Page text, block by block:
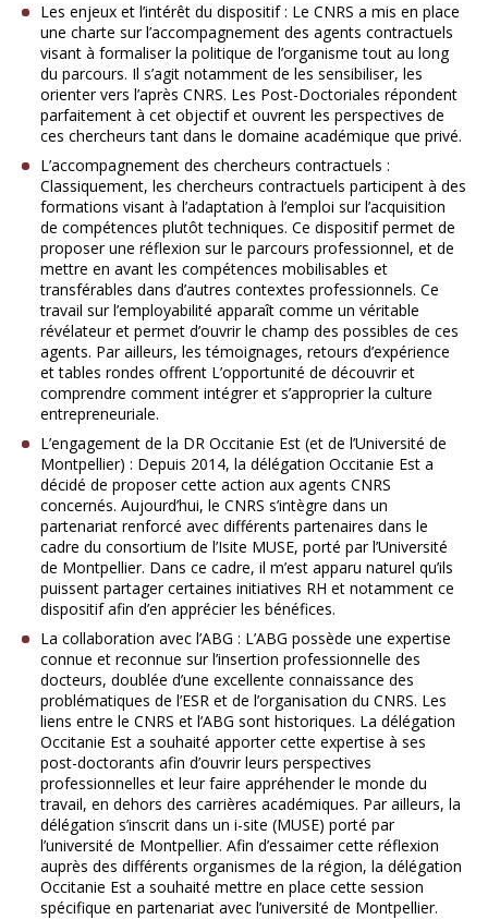
Les enjeux et l’intérêt du dispositif : Le CNRS a mis en place
une charte sur l’accompagnement des agents contractuels
visant à formaliser la politique de l’organisme tout au long
du parcours. Il s’agit notamment de les sensibiliser, les
orienter vers l’après CNRS. Les Post-Doctoriales répondent
parfaitement à cet objectif et ouvrent les perspectives de
ces chercheurs tant dans le domaine académique que privé.
L’accompagnement des chercheurs contractuels :
Classiquement, les chercheurs contractuels participent à des
formations visant à l’adaptation à l’emploi sur l’acquisition
de compétences plutôt techniques. Ce dispositif permet de
proposer une réflexion sur le parcours professionnel, et de
mettre en avant les compétences mobilisables et
transférables dans d’autres contextes professionnels. Ce
travail sur l’employabilité apparaît comme un véritable
révélateur et permet d’ouvrir le champ des possibles de ces
agents. Par ailleurs, les témoignages, retours d’expérience
et tables rondes offrent L’opportunité de découvrir et
comprendre comment intégrer et s’approprier la culture
entrepreneuriale.
L’engagement de la DR Occitanie Est (et de l’Université de
Montpellier) : Depuis 2014, la délégation Occitanie Est a
décidé de proposer cette action aux agents CNRS
concernés. Aujourd’hui, le CNRS s’intègre dans un
partenariat renforcé avec différents partenaires dans le
cadre du consortium de l’Isite MUSE, porté par l’Université
de Montpellier. Dans ce cadre, il m’est apparu naturel qu’ils
puissent partager certaines initiatives RH et notamment ce
dispositif afin d’en apprécier les bénéfices.
La collaboration avec l’ABG : L’ABG possède une expertise
connue et reconnue sur l’insertion professionnelle des
docteurs, doublée d’une excellente connaissance des
problématiques de l’ESR et de l’organisation du CNRS. Les
liens entre le CNRS et l’ABG sont historiques. La délégation
Occitanie Est a souhaité apporter cette expertise à ses
post-doctorants afin d’ouvrir leurs perspectives
professionnelles et leur faire appréhender le monde du
travail, en dehors des carrières académiques. Par ailleurs, la
délégation s’inscrit dans un i-site (MUSE) porté par
l’université de Montpellier. Afin d’essaimer cette réflexion
auprès des différents organismes de la région, la délégation
Occitanie Est a souhaité mettre en place cette session
spécifique en partenariat avec l’université de Montpellier.